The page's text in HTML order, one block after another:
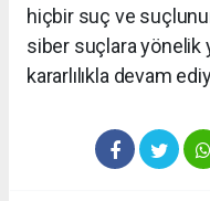
hiçbir suç ve
siber suçlara
kararlılıkla devam